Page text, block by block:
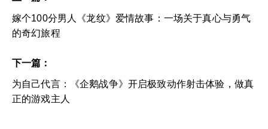
嫁个100分男人《龙纹》爱情故事：一场关于真心与勇气
的奇幻旅程
下一篇：
为自己代言：《企鹅战争》开启极致动作射击体验，做真
正的游戏主人